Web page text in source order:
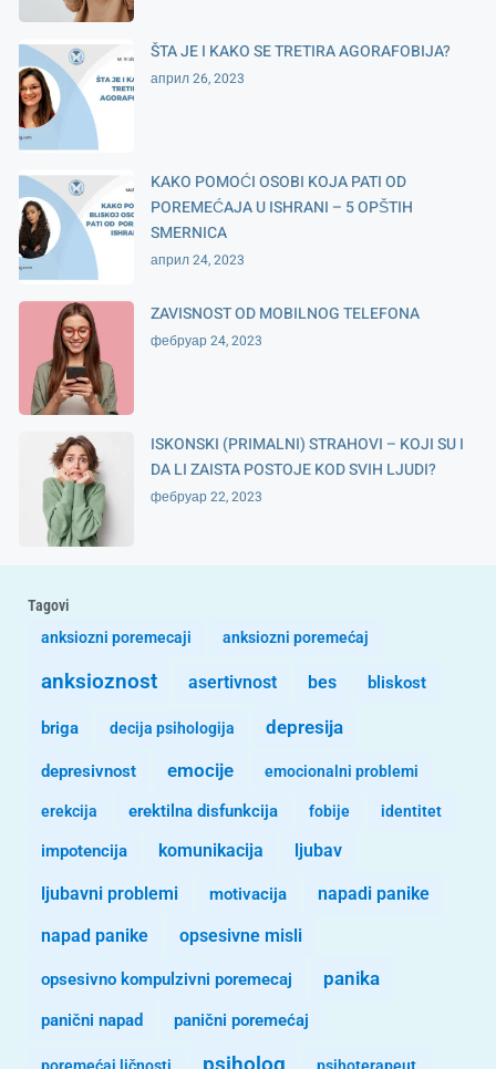
ŠTA JE I KAKO SE TRETIRA AGORAFOBIJA?
април 26, 2023
KAKO POMOĆI OSOBI KOJA PATI OD
POREMEĆAJA U ISHRANI – 5 OPŠTIH
SMERNICA
април 24, 2023
ZAVISNOST OD MOBILNOG TELEFONA
фебруар 24, 2023
ISKONSKI (PRIMALNI) STRAHOVI – KOJI SU I
DA LI ZAISTA POSTOJE KOD SVIH LJUDI?
фебруар 22, 2023
Tagovi
anksiozni poremecaji
anksiozni poremećaj
anksioznost asertivnost bes bliskost
briga decija psihologija depresija
depresivnost emocije emocionalni problemi
erekcija erektilna disfunkcija fobije identitet
impotencija komunikacija ljubav
ljubavni problemi motivacija napadi panike
napad panike opsesivne misli
opsesivno kompulzivni poremecaj panika
panični napad panični poremećaj
poremećaj ličnosti psihoterapeut